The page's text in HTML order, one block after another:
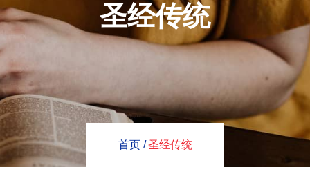
圣经传统
首页 / 圣经传统